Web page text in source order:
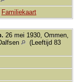
Familiekaart
26 mei 1930, Ommen,
(Leeftijd 83